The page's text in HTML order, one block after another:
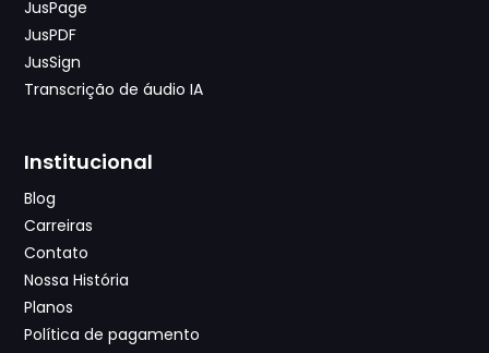
JusPage
JusPDF
JusSign
Transcrição de áudio IA
Institucional
Blog
Carreiras
Contato
Nossa História
Planos
Política de pagamento